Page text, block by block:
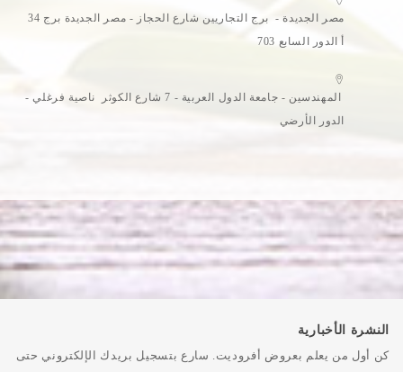
مصر الجديدة - برج التجاريين شارع الحجاز - مصر الجديدة برج 34
أ الدور السابع 703
المهندسين - جامعة الدول العربية - 7 شارع الكوثر ناصية فرغلي -
الدور الأرضي
النشرة الأخبارية
كن أول من يعلم بعروض أفروديت. سارع بتسجيل بريدك الإلكتروني حتى